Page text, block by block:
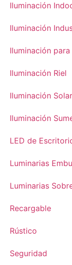
Iluminación
Iluminación
Iluminación
Iluminación Riel
Iluminación Solar
Iluminación
LED de
Luminarias
Luminarias
Recargable
Rústico
Seguridad